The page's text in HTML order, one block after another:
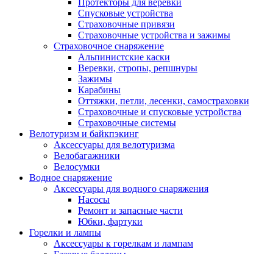
Протекторы для веревки
Спусковые устройства
Страховочные привязи
Страховочные устройства и зажимы
Страховочное снаряжение
Альпинистские каски
Веревки, стропы, репшнуры
Зажимы
Карабины
Оттяжки, петли, лесенки, самостраховки
Страховочные и спусковые устройства
Страховочные системы
Велотуризм и байкпэкинг
Аксессуары для велотуризма
Велобагажники
Велосумки
Водное снаряжение
Аксессуары для водного снаряжения
Насосы
Ремонт и запасные части
Юбки, фартуки
Горелки и лампы
Аксессуары к горелкам и лампам